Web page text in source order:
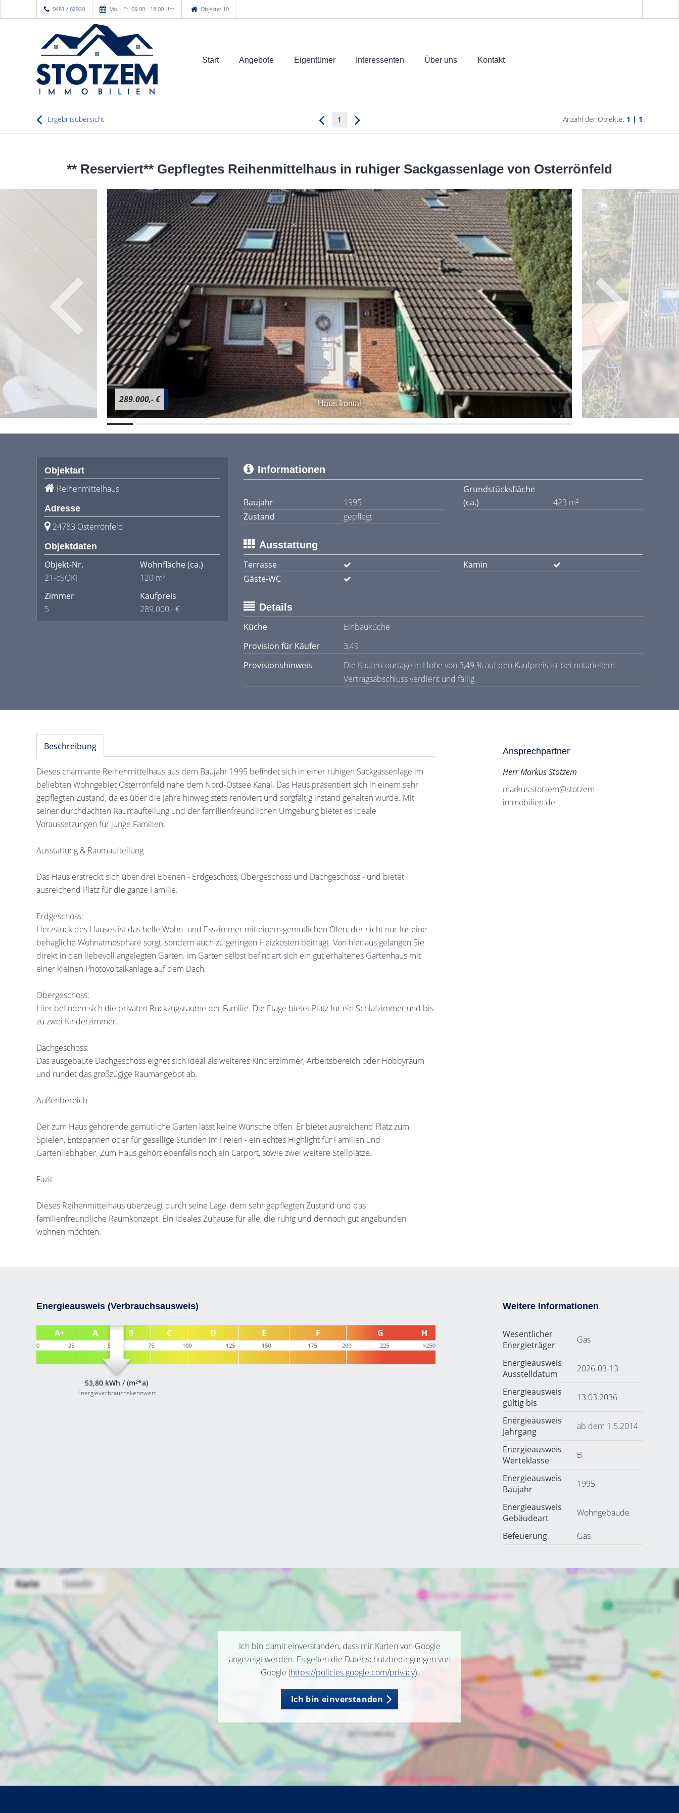
0481 / 62920 Mo. - Fr. 09.00 - 18.00 Uhr Objekte: 10
Start Angebote Eigentümer Interessenten Über uns Kontakt
Ergebnisübersicht 1 Anzahl der Objekte: 1 | 1
** Reserviert** Gepflegtes Reihenmittelhaus in ruhiger Sackgassenlage von Osterrönfeld
Haus frontal
289.000,- €
Objektart
Reihenmittelhaus
Adresse
24783 Osterrönfeld
Objektdaten
Objekt-Nr.
21-cSQKJ
Wohnfläche(ca.)
120 m²
Zimmer
5
Kaufpreis
289.000,- €
Informationen
Baujahr 1995
Grundstücksfläche
(ca.)
423 m²
Zustand
gepflegt
Ausstattung
Terrasse
Kamin
Gäste-WC
Details
Küche
Einbauküche
Provision für Käufer
3,49
Provisionshinweis
Die Käufercourtage in Höhe von 3,49 % auf den Kaufpreis ist bei notariellem
Vertragsabschluss verdient und fällig.
Beschreibung
Dieses charmante Reihenmittelhaus aus dem Baujahr 1995 befindet sich in einer ruhigen Sackgassenlage im
beliebten Wohngebiet Osterrönfeld nahe dem Nord-Ostsee Kanal. Das Haus präsentiert sich in einem sehr
gepflegten Zustand, da es über die Jahre hinweg stets renoviert und sorgfältig instand gehalten wurde. Mit
seiner durchdachten Raumaufteilung und der familienfreundlichen Umgebung bietet es ideale
Voraussetzungen für junge Familien.
Ausstattung & Raumaufteilung
Das Haus erstreckt sich über drei Ebenen - Erdgeschoss, Obergeschoss und Dachgeschoss - und bietet
ausreichend Platz für die ganze Familie.
Erdgeschoss:
Herzstück des Hauses ist das helle Wohn- und Esszimmer mit einem gemütlichen Ofen, der nicht nur für eine
behagliche Wohnatmosphäre sorgt, sondern auch zu geringen Heizkosten beiträgt. Von hier aus gelangen Sie
direkt in den liebevoll angelegten Garten. Im Garten selbst befindert sich ein gut erhaltenes Gartenhaus mit
einer kleinen Photovoltaikanlage auf dem Dach.
Obergeschoss:
Hier befinden sich die privaten Rückzugsräume der Familie. Die Etage bietet Platz für ein Schlafzimmer und bis
zu zwei Kinderzimmer.
Dachgeschoss:
Das ausgebaute Dachgeschoss eignet sich ideal als weiteres Kinderzimmer, Arbeitsbereich oder Hobbyraum
und rundet das großzügige Raumangebot ab.
Außenbereich
Der zum Haus gehörende gemütliche Garten lässt keine Wünsche offen. Er bietet ausreichend Platz zum
Spielen, Entspannen oder für gesellige Stunden im Freien - ein echtes Highlight für Familien und
Gartenliebhaber. Zum Haus gehört ebenfalls noch ein Carport, sowie zwei weitere Stellplätze.
Fazit
Dieses Reihenmittelhaus überzeugt durch seine Lage, dem sehr gepflegten Zustand und das
familienfreundliche Raumkonzept. Ein ideales Zuhause für alle, die ruhig und dennoch gut angebunden
wohnen möchten.
Ansprechpartner
Herr Markus Stotzem
markus.stotzem@stotzem-
immobilien.de
Energieausweis (Verbrauchsausweis)
53,80 kWh / (m²*a)
Energieverbrauchskennwert
Weitere Informationen
Wesentlicher
Energieträger
Gas
Energieausweis
Ausstelldatum
2026-03-13
Energieausweis
gültig bis
13.03.2036
Energieausweis
Jahrgang
ab dem 1.5.2014
Energieausweis
Werteklasse
B
Energieausweis
Baujahr
1995
Energieausweis
Gebäudeart
Wohngebäude
Befeuerung Gas
Ich bin damit einverstanden, dass mir Karten von Google
angezeigt werden. Es gelten die Datenschutzbedingungen von
Google (https://policies.google.com/privacy).
Ich bin einverstanden